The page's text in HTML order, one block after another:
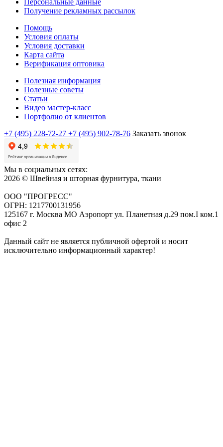
Персональные данные
Получение рекламных рассылок
Помощь
Условия оплаты
Условия доставки
Карта сайта
Верификация оптовика
Полезная информация
Полезные советы
Статьи
Видео мастер-класс
Портфолио от клиентов
+7 (495) 228-72-27 +7 (495) 902-78-76 Заказать звонок
Мы в социальных сетях:
2026 © Швейная и шторная фурнитура, ткани
ООО "ПРОГРЕСС"
ОГРН: 1217700131956
125167 г. Москва МО Аэропорт ул. Планетная д.29 пом.I ком.1
офис 2
Данный сайт не является публичной офертой и носит
исключительно информационный характер!